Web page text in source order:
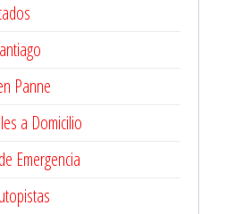
Panne
a Domicilio
Emergencia